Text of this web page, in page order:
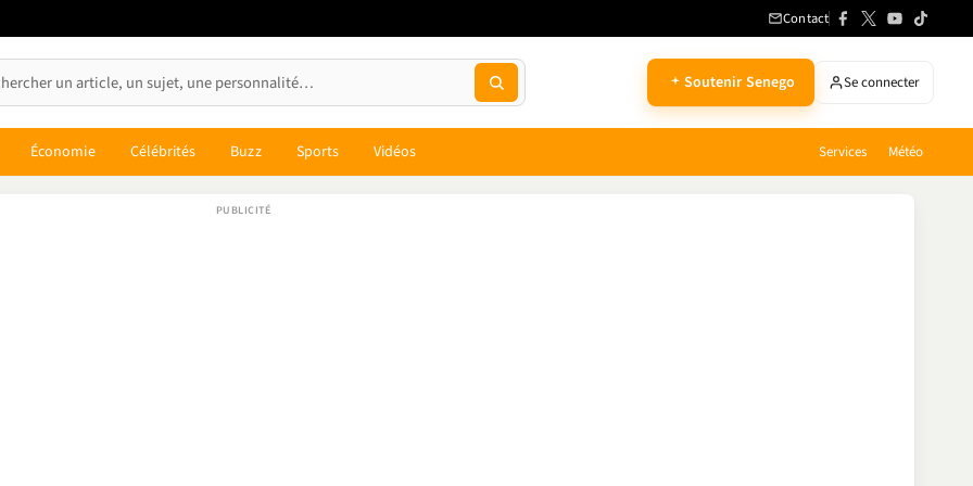
Contact
Soutenir Senego Se connecter
Économie Célébrités Buzz Sports Vidéos Services Météo